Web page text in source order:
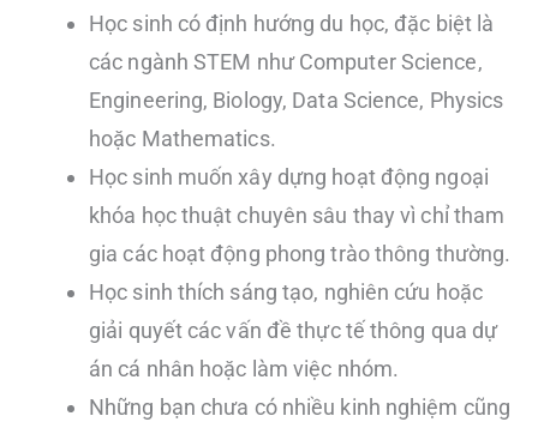
Học sinh có định hướng du học, đặc biệt là
các ngành STEM như Computer Science,
Engineering, Biology, Data Science, Physics
hoặc Mathematics.
Học sinh muốn xây dựng hoạt động ngoại
khóa học thuật chuyên sâu thay vì chỉ tham
gia các hoạt động phong trào thông thường.
Học sinh thích sáng tạo, nghiên cứu hoặc
giải quyết các vấn đề thực tế thông qua dự
án cá nhân hoặc làm việc nhóm.
Những bạn chưa có nhiều kinh nghiệm cũng